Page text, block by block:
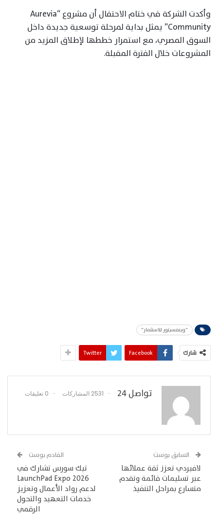
وأكدت الشركة في ختام الاحتفال أن مشروع “Aurevia
Community” يمثل بداية لمرحلة توسعية جديدة داخل
السوق المصري، مع استمرار خططها لإطلاق المزيد من
المشروعات خلال الفترة المقبلة.
"وينفسيتور للاستثمار"
شارك Facebook
Twitter
تواصل 24 2531 المشاركات 0 تعليقات
السابق بوست
لافيردي تعزز ثقة عملائها
عبر تسليمات قائمة وتقدم
متسارع بمراحل التنفيذ
القادم بوست
تيك سورس تشارك في
LaunchPad Expo 2026
لدعم رواد الأعمال وتعزيز
خدمات التعهيد والتحول
الرقمي